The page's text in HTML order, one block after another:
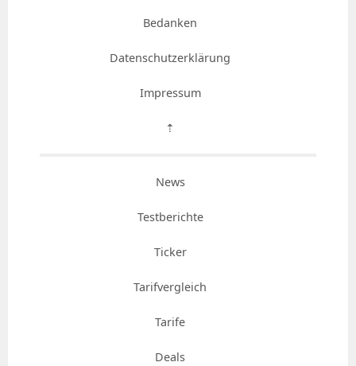
Bedanken
Datenschutzerklärung
Impressum
⇡
News
Testberichte
Ticker
Tarifvergleich
Tarife
Deals